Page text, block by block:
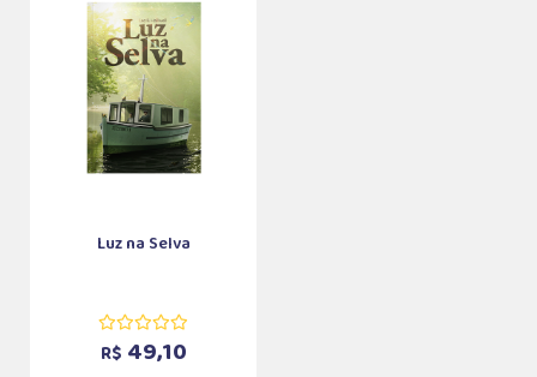
Luz na Selva
R$ 49,10